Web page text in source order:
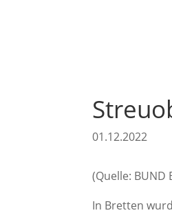
01.12.2022
(Quelle: BUND
In Bretten